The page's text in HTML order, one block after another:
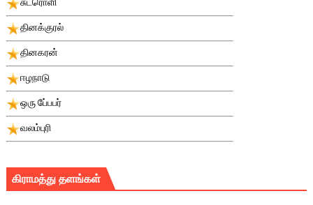
சுடரொளி
தினக்குரல்
தினகரன்
ஈழநாடு
ஒரு பே்பபர்
வலம்புரி
கிராமத்து தளங்கள்